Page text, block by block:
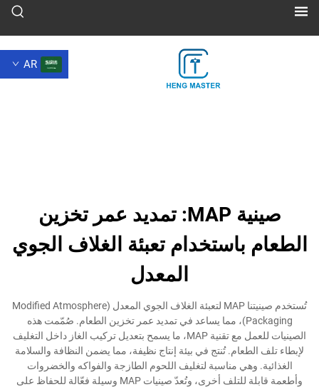
صينية MAP: تمديد عمر تخزين
باستخدام تعبئة الغلاف الجوي
تُستخدم صينيتنا MAP لتعبئة الغلاف الجوي المعدل (Modified Atmosphere
Packaging)، مما يساعد في تمديد عمر تخزين الطعام. صُمّمت هذه
الصينيات للعمل مع تقنية MAP، ما يسمح بتعديل تركيب الغاز داخل التغليف
تُنتج في بيئة إنتاج نظيفة، مما يضمن النظافة والسلامة
وهي مناسبة لتغليف اللحوم الطازجة والفواكه والخضروات
وأطعمة قابلة للتلف أخرى، وتُعدّ صينيات MAP وسيلة فعّالة للحفاظ على